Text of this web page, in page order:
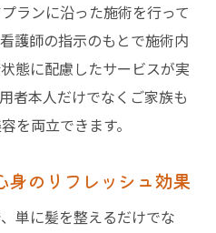
ランに沿った施術を行って
護師の指示のもとで施術内
態に配慮したサービスが実
者本人だけでなくご家族も
を両立できます。
身のリフレッシュ効果
単に髪を整えるだけでな